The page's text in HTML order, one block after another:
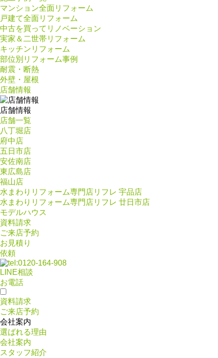
マンション全面リフォーム
戸建て全面リフォーム
中古を買ってリノベーション
実家＆二世帯リフォーム
キッチンリフォーム
部位別リフォーム事例
耐震・断熱
外壁・屋根
店舗情報
店舗情報
店舗一覧
八丁堀店
府中店
五日市店
安佐南店
東広島店
福山店
水まわりリフォーム専門店リフレ 宇品店
水まわりリフォーム専門店リフレ 廿日市店
モデルハウス
資料請求
ご来店予約
お見積り
依頼
LINE相談
お電話
資料請求
ご来店予約
会社案内
選ばれる理由
会社案内
スタッフ紹介